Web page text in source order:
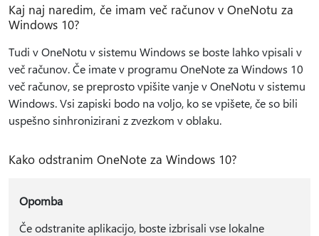
Kaj naj naredim, če imam več računov v OneNotu za
Windows 10?
Tudi v OneNotu v sistemu Windows se boste lahko vpisali v
več računov. Če imate v programu OneNote za Windows 10
več računov, se preprosto vpišite vanje v OneNotu v sistemu
Windows. Vsi zapiski bodo na voljo, ko se vpišete, če so bili
uspešno sinhronizirani z zvezkom v oblaku.
Kako odstranim OneNote za Windows 10?
Opomba
Če odstranite aplikacijo, boste izbrisali vse lokalne